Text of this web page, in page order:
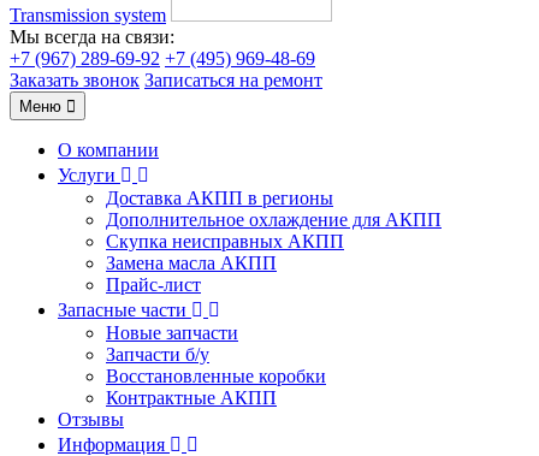
Transmission system
Мы всегда на связи:
+7 (967) 289-69-92 +7 (495) 969-48-69
Заказать звонок Записаться на ремонт
Меню
О компании
Услуги
Доставка АКПП в регионы
Дополнительное охлаждение для АКПП
Скупка неисправных АКПП
Замена масла АКПП
Прайс-лист
Запасные части
Новые запчасти
Запчасти б/у
Восстановленные коробки
Контрактные АКПП
Отзывы
Информация